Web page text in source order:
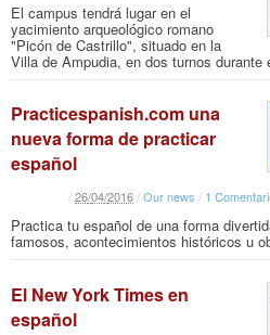
El campus tendrá lugar en el
yacimiento arqueológico romano
"Picón de Castrillo", situado en la
Villa de Ampudia, en dos turnos durante
Practicespanish.com una
nueva forma de practicar
español
/26/04/2016/Our news / 1
Practica tu español de una forma
famosos, acontecimientos históricos u
El New York Times en
español